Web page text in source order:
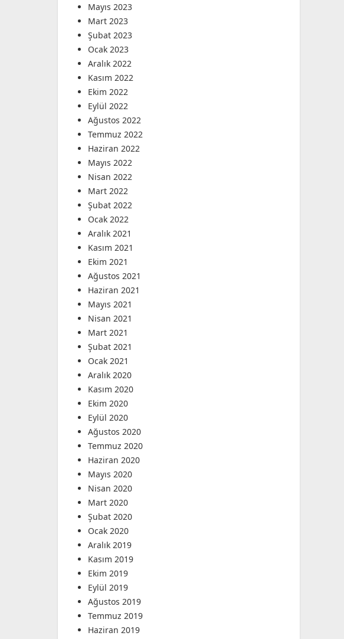
Mayıs 2023
Mart 2023
Şubat 2023
Ocak 2023
Aralık 2022
Kasım 2022
Ekim 2022
Eylül 2022
Ağustos 2022
Temmuz 2022
Haziran 2022
Mayıs 2022
Nisan 2022
Mart 2022
Şubat 2022
Ocak 2022
Aralık 2021
Kasım 2021
Ekim 2021
Ağustos 2021
Haziran 2021
Mayıs 2021
Nisan 2021
Mart 2021
Şubat 2021
Ocak 2021
Aralık 2020
Kasım 2020
Ekim 2020
Eylül 2020
Ağustos 2020
Temmuz 2020
Haziran 2020
Mayıs 2020
Nisan 2020
Mart 2020
Şubat 2020
Ocak 2020
Aralık 2019
Kasım 2019
Ekim 2019
Eylül 2019
Ağustos 2019
Temmuz 2019
Haziran 2019